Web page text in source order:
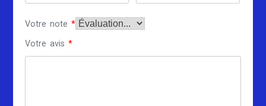
Votre note*
Votre avis*